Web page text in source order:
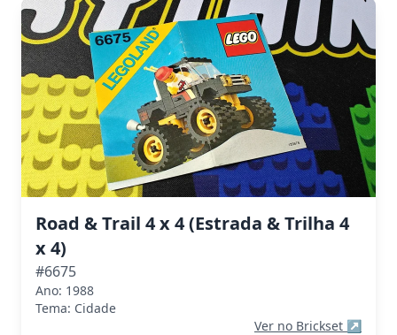
Road & Trail 4 x 4 (Estrada & Trilha 4
x 4)
#6675
Ano: 1988
Tema: Cidade
Ver no Brickset ↗